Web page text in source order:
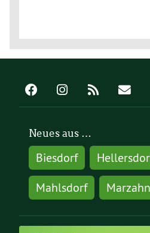
Neues aus …
Biesdorf
Mahlsdorf
Marzahn